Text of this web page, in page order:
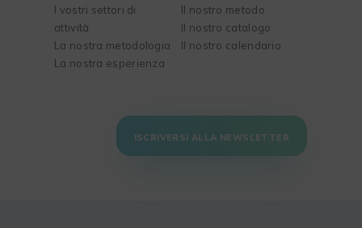
I vostri settori di
attività
La nostra metodologia
La nostra esperienza
Il nostro metodo
Il nostro catalogo
Il nostro calendario
ISCRIVERSI ALLA NEWSLETTER